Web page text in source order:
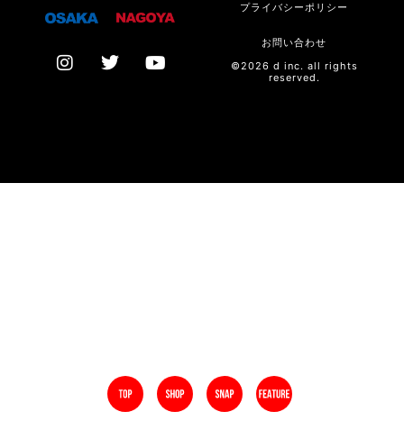
プライバシーポリシー
お問い合わせ
©2026 d inc. all rights
reserved.